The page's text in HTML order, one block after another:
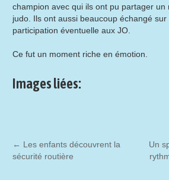
champion avec qui ils ont pu partager un
judo. Ils ont aussi beaucoup échangé
participation éventuelle aux JO.
Ce fut un moment riche en émotion.
Images liées:
← Les enfants découvrent la
sécurité routière
Un